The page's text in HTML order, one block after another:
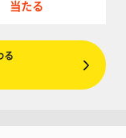
当たる
る